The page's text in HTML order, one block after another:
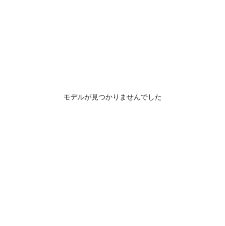
モデルが見つかりませんでした